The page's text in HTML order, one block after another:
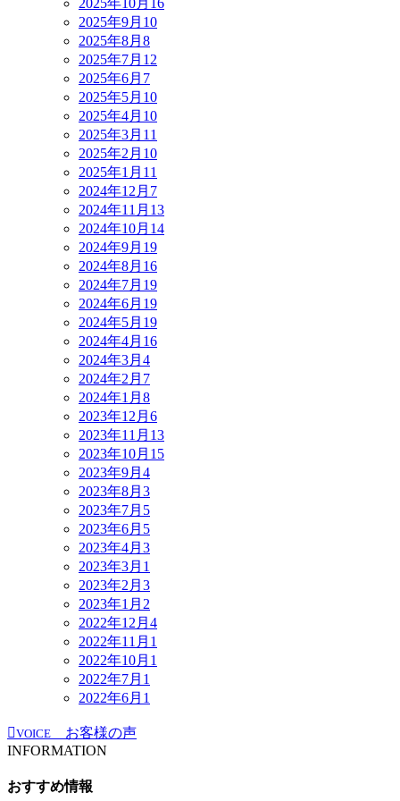
2025年10月
16
2025年9月 10
2025年8月 8
2025年7月 12
2025年6月 7
2025年5月 10
2025年4月 10
2025年3月 11
2025年2月 10
2025年1月 11
2024年12月 7
2024年11月 13
2024年10月 14
2024年9月 19
2024年8月 16
2024年7月 19
2024年6月 19
2024年5月 19
2024年4月 16
2024年3月 4
2024年2月 7
2024年1月 8
2023年12月 6
2023年11月 13
2023年10月 15
2023年9月 4
2023年8月 3
2023年7月 5
2023年6月 5
2023年4月 3
2023年3月 1
2023年2月 3
2023年1月 2
2022年12月 4
2022年11月 1
2022年10月 1
2022年7月 1
2022年6月 1
VOICE
お客様の声
INFORMATION
おすすめ情報